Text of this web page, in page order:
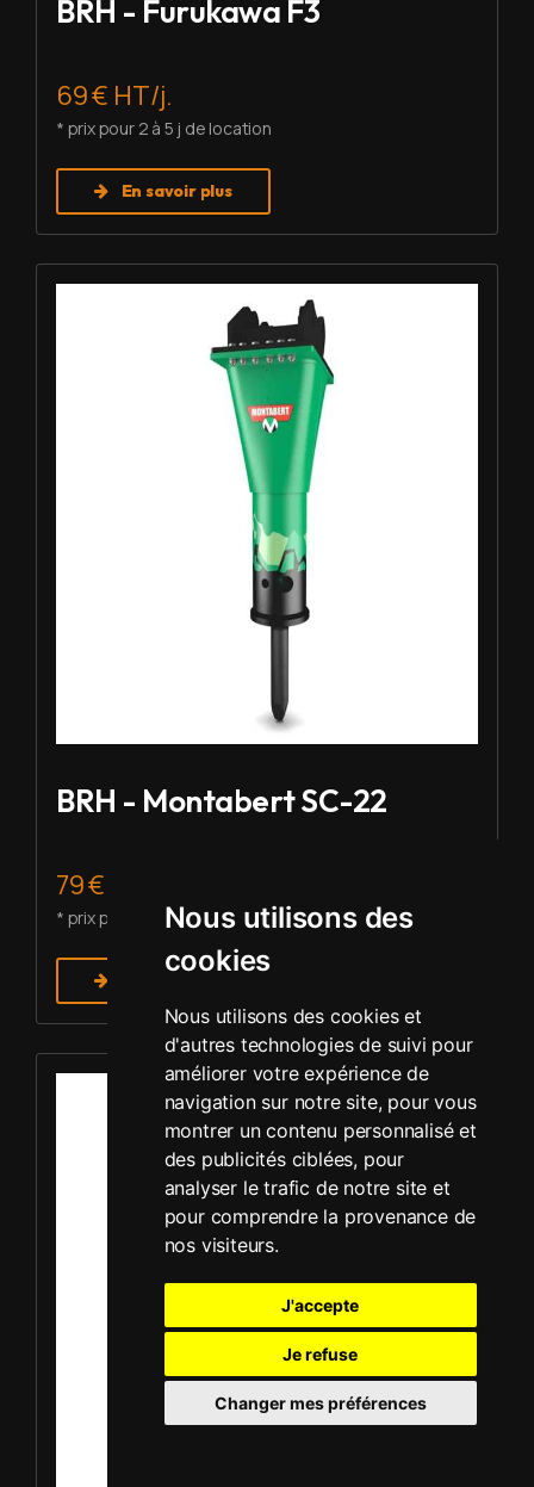
Nous utilisons des
cookies
Nous utilisons des cookies et
d'autres technologies de suivi pour
améliorer votre expérience de
navigation sur notre site, pour vous
montrer un contenu personnalisé et
des publicités ciblées, pour
analyser le trafic de notre site et
pour comprendre la provenance de
nos visiteurs.
J'accepte
Je refuse
Changer mes préférences
BRH - Furukawa F3
69 € HT/j.
* prix pour 2 à 5 j de location
En savoir plus
BRH - Montabert SC-22
79 € HT/j.
* prix pour 2 à 5 j de location
Louer BRH - Montabert SC-22
Louer Plaque vibrante - Mikasa MVC-F60R